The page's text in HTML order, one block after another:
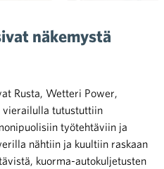
näkemystä
Rusta, Wetteri Power,
vierailulla tutustuttiin
työtehtäviin ja
nähtiin ja kuultiin raskaan
kuorma-autokuljetusten